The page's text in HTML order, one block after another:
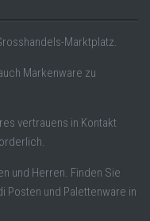
Marktplatz.
Markenware zu
vertrauens in Kontakt
und Herren. Finden Sie
Posten und Palettenware in